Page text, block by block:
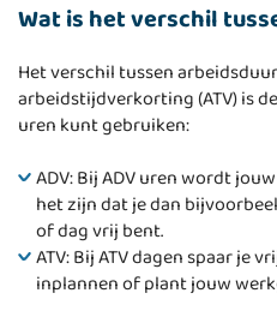
Wat is het verschil
Het verschil tussen
arbeidstijdverkorting (ATV) is
uren kunt gebruiken:
ADV: Bij ADV uren wordt
het zijn dat je dan
of dag vrij bent.
ATV: Bij ATV dagen spaar je
inplannen of plant jouw